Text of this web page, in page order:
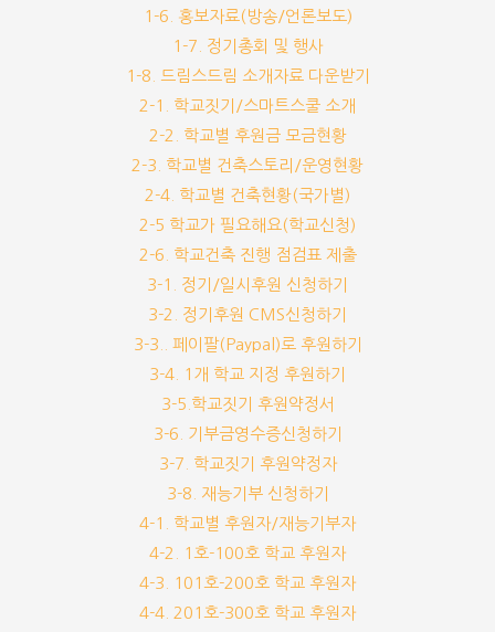
1-6. 홍보자료(방송/언론보도)
1-7. 정기총회 및 행사
1-8. 드림스드림 소개자료 다운받기
2-1. 학교짓기/스마트스쿨 소개
2-2. 학교별 후원금 모금현황
2-3. 학교별 건축스토리/운영현황
2-4. 학교별 건축현황(국가별)
2-5 학교가 필요해요(학교신청)
2-6. 학교건축 진행 점검표 제출
3-1. 정기/일시후원 신청하기
3-2. 정기후원 CMS신청하기
3-3.. 페이팔(Paypal)로 후원하기
3-4. 1개 학교 지정 후원하기
3-5.학교짓기 후원약정서
3-6. 기부금영수증신청하기
3-7. 학교짓기 후원약정자
3-8. 재능기부 신청하기
4-1. 학교별 후원자/재능기부자
4-2. 1호-100호 학교 후원자
4-3. 101호-200호 학교 후원자
4-4. 201호-300호 학교 후원자